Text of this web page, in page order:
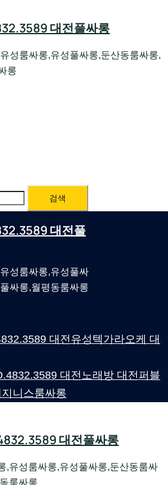
대전풀싸롱
성룸싸롱,유성풀싸롱,둔산동룸싸롱,
롱
대전풀
성룸싸롱,유성풀싸
싸롱,월평동룸싸롱
대전유성텍가라오케 대
대전노래방 대전퍼블
니스룸싸롱
대전풀싸롱
,유성룸싸롱,유성풀싸롱,둔산동룸싸
룸싸롱